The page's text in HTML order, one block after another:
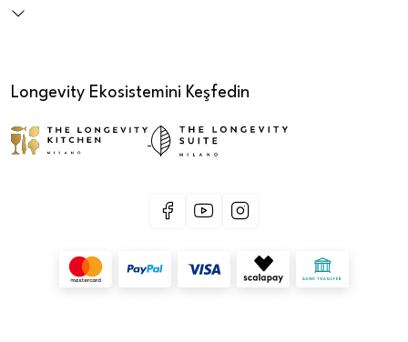
Longevity Ekosistemini Keşfedin